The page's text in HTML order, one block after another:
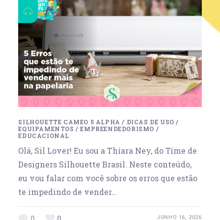
SILHOUETTE CAMEO 5 ALPHA / DICAS DE USO /
EQUIPAMENTOS /EMPREENDEDORISMO /
EDUCACIONAL
Olá, Sil Lover! Eu sou a Thiara Ney, do Time de
Designers Silhouette Brasil. Neste conteúdo,
eu vou falar com você sobre os erros que estão
te impedindo de vender…
JUNHO 16, 2026